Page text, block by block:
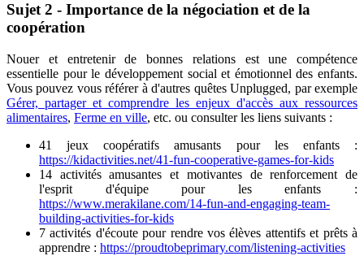
Sujet 2 - Importance de la négociation et de la
coopération
Nouer et entretenir de bonnes relations est une compétence
essentielle pour le développement social et émotionnel des enfants.
Vous pouvez vous référer à d'autres quêtes Unplugged, par exemple
Gérer, partager et comprendre les enjeux d'accès aux ressources
alimentaires, Ferme en ville, etc. ou consulter les liens suivants :
41 jeux coopératifs amusants pour les enfants :
https://kidactivities.net/41-fun-cooperative-games-for-kids
14 activités amusantes et motivantes de renforcement de
l'esprit d'équipe pour les enfants :
https://www.merakilane.com/14-fun-and-engaging-team-
building-activities-for-kids
7 activités d'écoute pour rendre vos élèves attentifs et prêts à
apprendre : https://proudtobeprimary.com/listening-activities